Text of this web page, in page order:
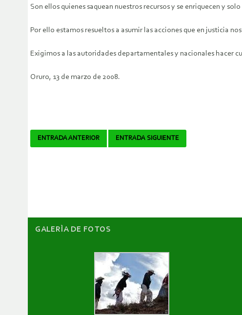
Son ellos quienes saquean nuestros recursos y se enriquecen y
Por ello estamos resueltos a asumir las acciones que en justicia
Exigimos a las autoridades departamentales y nacionales hacer
Oruro, 13 de marzo de 2008.
Navegador
ENTRADA ANTERIOR ENTRADA SIGUIENTE
GALERÌA DE FOTOS